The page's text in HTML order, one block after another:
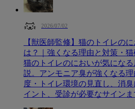
2026/07/02
【獣医師監修】猫のトイレの
は？｜強くなる理由と対策・
猫のトイレのにおいが気にな
説。アンモニア臭が強くなる
度・トイレ環境の見直し、消
イント、受診が必要なサインま